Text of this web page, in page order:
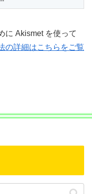
に Akismet を使って
の詳細はこちらをご覧